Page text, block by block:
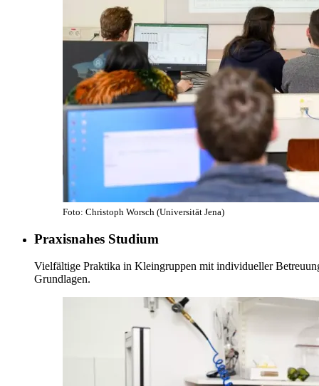
Foto: Christoph Worsch (Universität Jena)
Praxisnahes Studium
Vielfältige Praktika in Kleingruppen mit individueller
Grundlagen.